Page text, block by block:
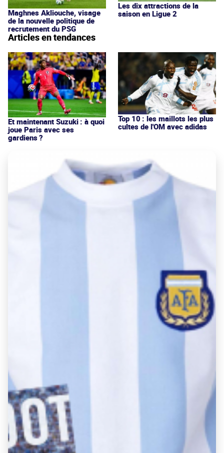
Maghnes Akliouche, visage
de la nouvelle politique de
recrutement du PSG
Les dix attractions de la
saison en Ligue 2
Articles en tendances
Et maintenant Suzuki : à quoi
joue Paris avec ses
gardiens ?
Top 10 : les maillots les plus
cultes de l'OM avec adidas